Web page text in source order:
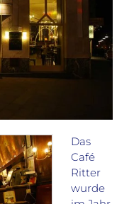
Das
Café
Ritter
wurde